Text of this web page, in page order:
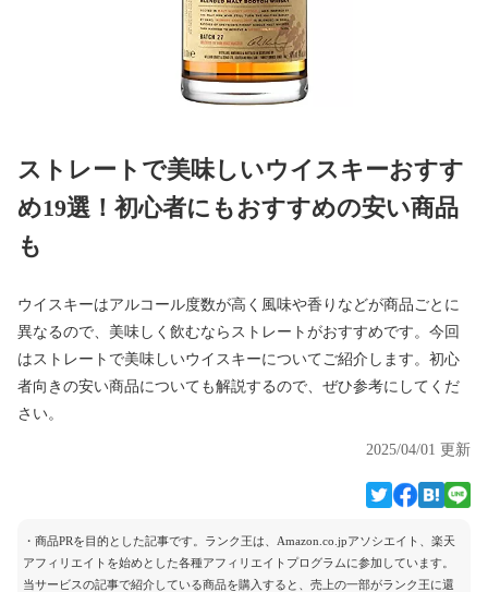
ストレートで美味しいウイスキーおすす
め19選！初心者にもおすすめの安い商品
も
ウイスキーはアルコール度数が高く風味や香りなどが商品ごとに
異なるので、美味しく飲むならストレートがおすすめです。今回
はストレートで美味しいウイスキーについてご紹介します。初心
者向きの安い商品についても解説するので、ぜひ参考にしてくだ
さい。
2025/04/01 更新
・商品PRを目的とした記事です。ランク王は、Amazon.co.jpアソシエイト、楽天
アフィリエイトを始めとした各種アフィリエイトプログラムに参加しています。
当サービスの記事で紹介している商品を購入すると、売上の一部がランク王に還